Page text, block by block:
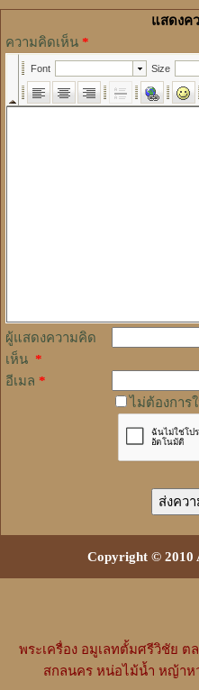
แสดงค
ความคิดเห็น *
ผู้แสดงความคิด
เห็น *
อีเมล *
ไม่ต้องการ
Copyright © 2010
พระเครื่อง อมูเลทตั้มศรีวิชัย ต
สกลนคร หน่อไม้น้ำ หญ้าห